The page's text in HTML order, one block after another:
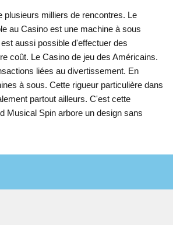
plusieurs milliers de rencontres. Le
au Casino est une machine à sous
aussi possible d'effectuer des
coût. Le Casino de jeu des Américains.
liées au divertissement. En
à sous. Cette rigueur particulière dans
partout ailleurs. C'est cette
Musical Spin arbore un design sans